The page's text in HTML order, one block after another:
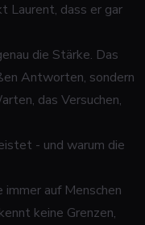
Laurent, dass er gar
die Stärke. Das
Antworten, sondern
das Versuchen,
- und warum die
auf Menschen
keine Grenzen,